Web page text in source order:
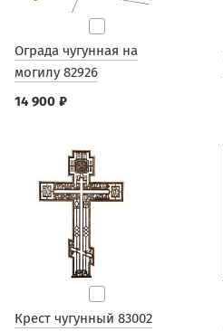
Ограда чугунная на
могилу 82926
14 900 ₽
Крест чугунный 83002